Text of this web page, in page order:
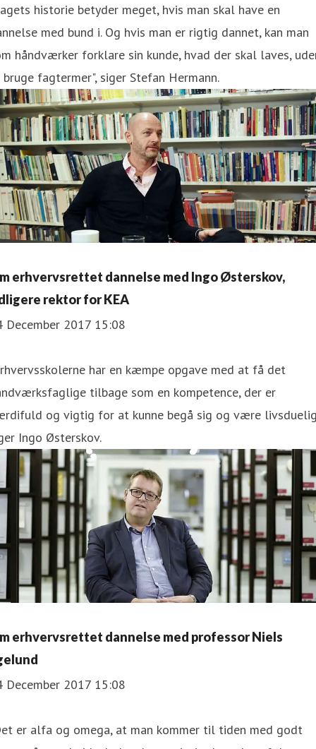
historie betyder meget, hvis man skal have en
med bund i. Og hvis man er rigtig dannet, kan man
håndværker forklare sin kunde, hvad der skal laves,
fagtermer", siger Stefan Hermann.
erhvervsrettet dannelse med Ingo Østerskov,
rektor for KEA
December 2017 15:08
har en kæmpe opgave med at få det
tilbage som en kompetence, der er
og vigtig for at kunne begå sig og være
Ingo Østerskov.
erhvervsrettet dannelse med professor Niels
December 2017 15:08
er alfa og omega, at man kommer til tiden med godt